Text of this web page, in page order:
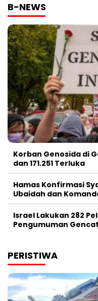
B-NEWS
Korban Genosida di
dan 171.251 Terluka
Hamas Konfirmasi
Ubaidah dan
Israel Lakukan 282
Pengumuman
PERISTIWA